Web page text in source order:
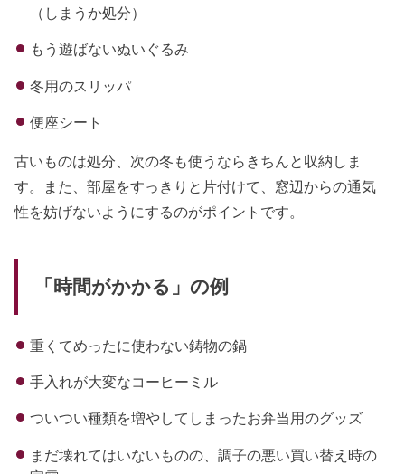
（しまうか処分）
もう遊ばないぬいぐるみ
冬用のスリッパ
便座シート
古いものは処分、次の冬も使うならきちんと収納しま
す。また、部屋をすっきりと片付けて、窓辺からの通気
性を妨げないようにするのがポイントです。
「時間がかかる」の例
重くてめったに使わない鋳物の鍋
手入れが大変なコーヒーミル
ついつい種類を増やしてしまったお弁当用のグッズ
まだ壊れてはいないものの、調子の悪い買い替え時の